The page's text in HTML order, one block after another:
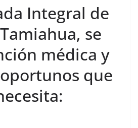
Integral de
se
médica y
que